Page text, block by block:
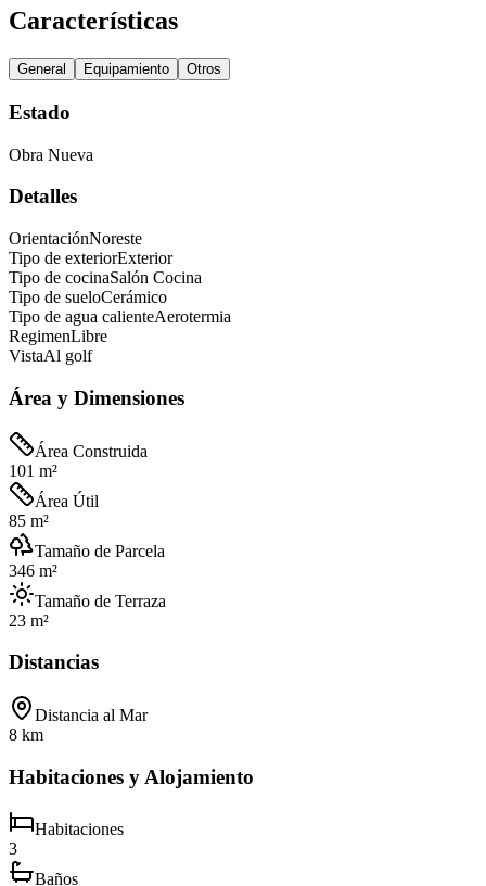
Características
General Equipamiento Otros
Estado
Obra Nueva
Detalles
OrientaciónNoreste
Tipo de exteriorExterior
Tipo de cocinaSalón Cocina
Tipo de sueloCerámico
Tipo de agua calienteAerotermia
RegimenLibre
VistaAl golf
Área y Dimensiones
Área Construida
101 m²
Área Útil
85 m²
Tamaño de Parcela
346 m²
Tamaño de Terraza
23 m²
Distancias
Distancia al Mar
8 km
Habitaciones y Alojamiento
Habitaciones
3
Baños